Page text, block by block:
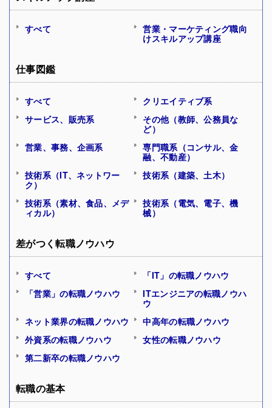
すべて
営業・マーケティング職向
けスキルアップ講座
仕事図鑑
すべて
クリエイティブ系
サービス、販売系
その他（教師、公務員な
ど）
営業、事務、企画系
専門職系（コンサル、金
融、不動産）
技術系（IT、ネットワー
ク）
技術系（建築、土木）
技術系（素材、食品、メデ
ィカル）
技術系（電気、電子、機
械）
差がつく転職ノウハウ
すべて
「IT」の転職ノウハウ
「営業」の転職ノウハウ
ITエンジニアの転職ノウハ
ウ
ネット業界の転職ノウハウ
中高年の転職ノウハウ
外資系の転職ノウハウ
女性の転職ノウハウ
第二新卒の転職ノウハウ
転職の基本